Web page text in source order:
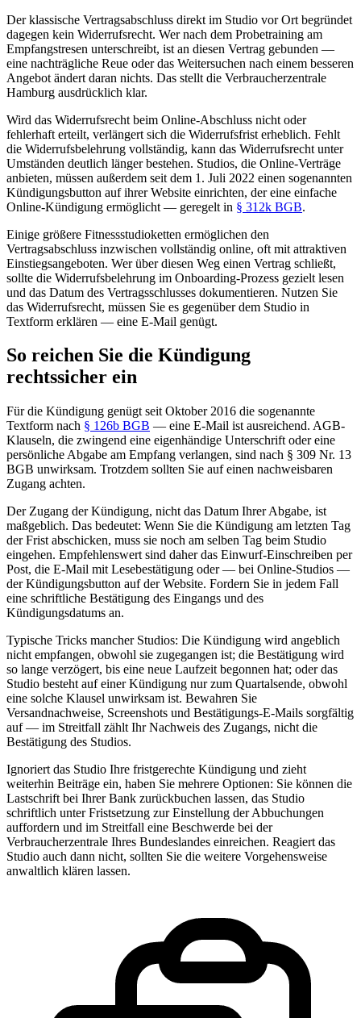
Der klassische Vertragsabschluss direkt im Studio vor Ort begründet
dagegen kein Widerrufsrecht. Wer nach dem Probetraining am
Empfangstresen unterschreibt, ist an diesen Vertrag gebunden —
eine nachträgliche Reue oder das Weitersuchen nach einem besseren
Angebot ändert daran nichts. Das stellt die Verbraucherzentrale
Hamburg ausdrücklich klar.
Wird das Widerrufsrecht beim Online-Abschluss nicht oder
fehlerhaft erteilt, verlängert sich die Widerrufsfrist erheblich. Fehlt
die Widerrufsbelehrung vollständig, kann das Widerrufsrecht unter
Umständen deutlich länger bestehen. Studios, die Online-Verträge
anbieten, müssen außerdem seit dem 1. Juli 2022 einen sogenannten
Kündigungsbutton auf ihrer Website einrichten, der eine einfache
Online-Kündigung ermöglicht — geregelt in § 312k BGB.
Einige größere Fitnessstudioketten ermöglichen den
Vertragsabschluss inzwischen vollständig online, oft mit attraktiven
Einstiegsangeboten. Wer über diesen Weg einen Vertrag schließt,
sollte die Widerrufsbelehrung im Onboarding-Prozess gezielt lesen
und das Datum des Vertragsschlusses dokumentieren. Nutzen Sie
das Widerrufsrecht, müssen Sie es gegenüber dem Studio in
Textform erklären — eine E-Mail genügt.
So reichen Sie die Kündigung
rechtssicher ein
Für die Kündigung genügt seit Oktober 2016 die sogenannte
Textform nach § 126b BGB — eine E-Mail ist ausreichend. AGB-
Klauseln, die zwingend eine eigenhändige Unterschrift oder eine
persönliche Abgabe am Empfang verlangen, sind nach § 309 Nr. 13
BGB unwirksam. Trotzdem sollten Sie auf einen nachweisbaren
Zugang achten.
Der Zugang der Kündigung, nicht das Datum Ihrer Abgabe, ist
maßgeblich. Das bedeutet: Wenn Sie die Kündigung am letzten Tag
der Frist abschicken, muss sie noch am selben Tag beim Studio
eingehen. Empfehlenswert sind daher das Einwurf-Einschreiben per
Post, die E-Mail mit Lesebestätigung oder — bei Online-Studios —
der Kündigungsbutton auf der Website. Fordern Sie in jedem Fall
eine schriftliche Bestätigung des Eingangs und des
Kündigungsdatums an.
Typische Tricks mancher Studios: Die Kündigung wird angeblich
nicht empfangen, obwohl sie zugegangen ist; die Bestätigung wird
so lange verzögert, bis eine neue Laufzeit begonnen hat; oder das
Studio besteht auf einer Kündigung nur zum Quartalsende, obwohl
eine solche Klausel unwirksam ist. Bewahren Sie
Versandnachweise, Screenshots und Bestätigungs-E-Mails sorgfältig
auf — im Streitfall zählt Ihr Nachweis des Zugangs, nicht die
Bestätigung des Studios.
Ignoriert das Studio Ihre fristgerechte Kündigung und zieht
weiterhin Beiträge ein, haben Sie mehrere Optionen: Sie können die
Lastschrift bei Ihrer Bank zurückbuchen lassen, das Studio
schriftlich unter Fristsetzung zur Einstellung der Abbuchungen
auffordern und im Streitfall eine Beschwerde bei der
Verbraucherzentrale Ihres Bundeslandes einreichen. Reagiert das
Studio auch dann nicht, sollten Sie die weitere Vorgehensweise
anwaltlich klären lassen.